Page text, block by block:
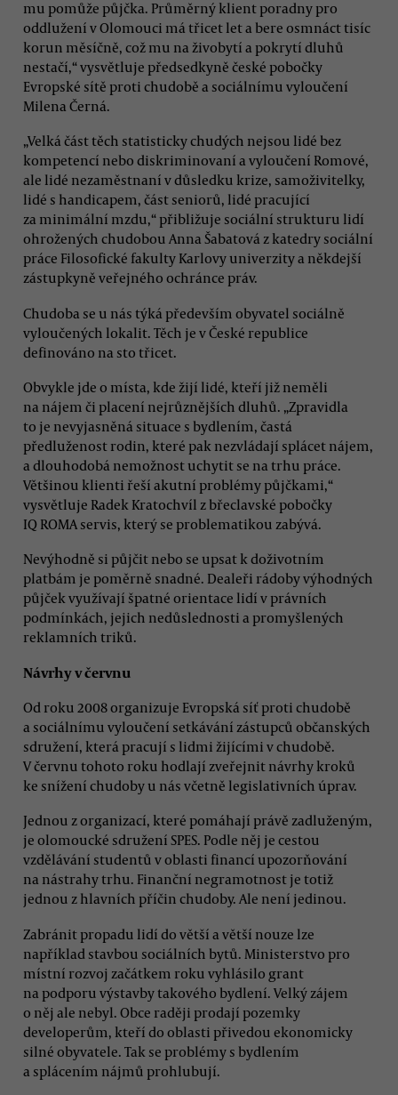
mu pomůže půjčka. Průměrný klient poradny pro
oddlužení v Olomouci má třicet let a bere osmnáct tisíc
korun měsíčně, což mu na živobytí a pokrytí dluhů
nestačí,“ vysvětluje předsedkyně české pobočky
Evropské sítě proti chudobě a sociálnímu vyloučení
Milena Černá.
„Velká část těch statisticky chudých nejsou lidé bez
kompetencí nebo diskriminovaní a vyloučení Romové,
ale lidé nezaměstnaní v důsledku krize, samoživitelky,
lidé s handicapem, část seniorů, lidé pracující
za minimální mzdu,“ přibližuje sociální strukturu lidí
ohrožených chudobou Anna Šabatová z katedry sociální
práce Filosofické fakulty Karlovy univerzity a někdejší
zástupkyně veřejného ochránce práv.
Chudoba se u nás týká především obyvatel sociálně
vyloučených lokalit. Těch je v České republice
definováno na sto třicet.
Obvykle jde o místa, kde žijí lidé, kteří již neměli
na nájem či placení nejrůznějších dluhů. „Zpravidla
to je nevyjasněná situace s bydlením, častá
předluženost rodin, které pak nezvládají splácet nájem,
a dlouhodobá nemožnost uchytit se na trhu práce.
Většinou klienti řeší akutní problémy půjčkami,“
vysvětluje Radek Kratochvíl z břeclavské pobočky
IQ ROMA servis, který se problematikou zabývá.
Nevýhodně si půjčit nebo se upsat k doživotním
platbám je poměrně snadné. Dealeři rádoby výhodných
půjček využívají špatné orientace lidí v právních
podmínkách, jejich nedůslednosti a promyšlených
reklamních triků.
Návrhy v červnu
Od roku 2008 organizuje Evropská síť proti chudobě
a sociálnímu vyloučení setkávání zástupců občanských
sdružení, která pracují s lidmi žijícími v chudobě.
V červnu tohoto roku hodlají zveřejnit návrhy kroků
ke snížení chudoby u nás včetně legislativních úprav.
Jednou z organizací, které pomáhají právě zadluženým,
je olomoucké sdružení SPES. Podle něj je cestou
vzdělávání studentů v oblasti financí upozorňování
na nástrahy trhu. Finanční negramotnost je totiž
jednou z hlavních příčin chudoby. Ale není jedinou.
Zabránit propadu lidí do větší a větší nouze lze
například stavbou sociálních bytů. Ministerstvo pro
místní rozvoj začátkem roku vyhlásilo grant
na podporu výstavby takového bydlení. Velký zájem
o něj ale nebyl. Obce raději prodají pozemky
developerům, kteří do oblasti přivedou ekonomicky
silné obyvatele. Tak se problémy s bydlením
a splácením nájmů prohlubují.